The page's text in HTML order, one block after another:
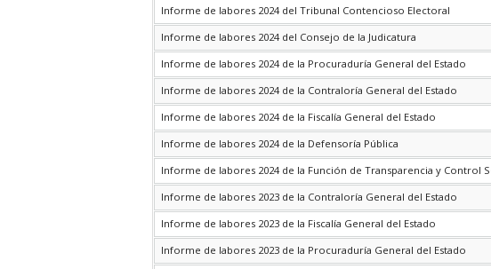
Informe de labores 2024 del Tribunal Contencioso Electoral
Informe de labores 2024 del Consejo de la Judicatura
Informe de labores 2024 de la Procuraduría General del Estado
Informe de labores 2024 de la Contraloría General del Estado
Informe de labores 2024 de la Fiscalía General del Estado
Informe de labores 2024 de la Defensoría Pública
Informe de labores 2024 de la Función de Transparencia y Control
Informe de labores 2023 de la Contraloría General del Estado
Informe de labores 2023 de la Fiscalía General del Estado
Informe de labores 2023 de la Procuraduría General del Estado